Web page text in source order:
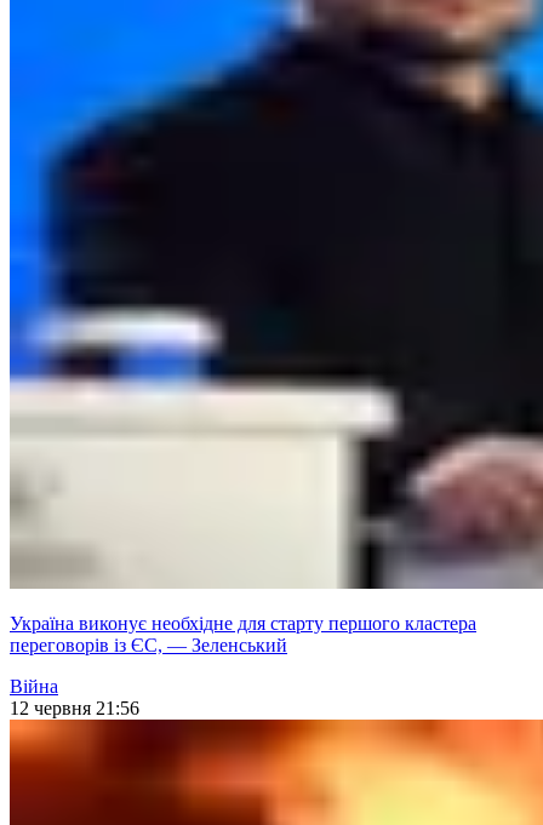
Україна виконує необхідне для старту першого кластера
переговорів із ЄС, — Зеленський
Війна
12 червня 21:56